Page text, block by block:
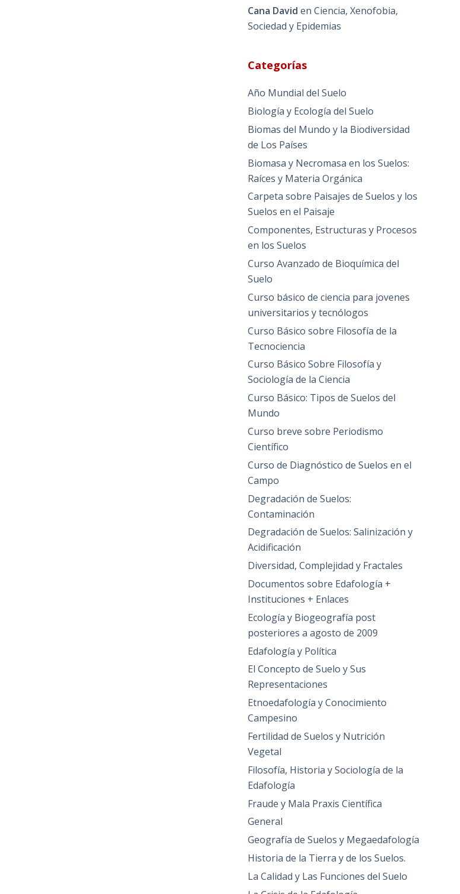
Cana David enCiencia, Xenofobia,
Sociedad y Epidemias
Categorías
Año Mundial del Suelo
Biología y Ecología del Suelo
Biomas del Mundo y la Biodiversidad
de Los Países
Biomasa y Necromasa en los Suelos:
Raíces y Materia Orgánica
Carpeta sobre Paisajes de Suelos y los
Suelos en el Paisaje
Componentes, Estructuras y Procesos
en los Suelos
Curso Avanzado de Bioquímica del
Suelo
Curso básico de ciencia para jovenes
universitarios y tecnólogos
Curso Básico sobre Filosofía de la
Tecnociencia
Curso Básico Sobre Filosofía y
Sociología de la Ciencia
Curso Básico: Tipos de Suelos del
Mundo
Curso breve sobre Periodismo
Científico
Curso de Diagnóstico de Suelos en el
Campo
Degradación de Suelos:
Contaminación
Degradación de Suelos: Salinización y
Acidificación
Diversidad, Complejidad y Fractales
Documentos sobre Edafología +
Instituciones + Enlaces
Ecología y Biogeografía post
posteriores a agosto de 2009
Edafología y Política
El Concepto de Suelo y Sus
Representaciones
Etnoedafología y Conocimiento
Campesino
Fertilidad de Suelos y Nutrición
Vegetal
Filosofía, Historia y Sociología de la
Edafología
Fraude y Mala Praxis Científica
General
Geografía de Suelos y Megaedafología
Historia de la Tierra y de los Suelos.
La Calidad y Las Funciones del Suelo